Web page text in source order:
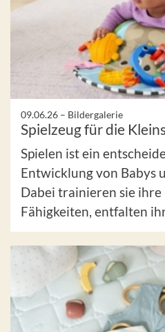
09.06.26 – Bildergalerie
Spielzeug für die
Spielen ist ein
Entwicklung von Babys
Dabei trainieren sie
Fähigkeiten, entfalten